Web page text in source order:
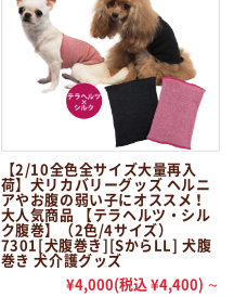
【2/10全色全サイズ大量再入
荷】犬リカバリーグッズ ヘルニ
アやお腹の弱い子にオススメ！
大人気商品 【テラヘルツ・シル
ク腹巻】（2色/4サイズ）
7301[犬腹巻き][SからLL] 犬腹
巻き 犬介護グッズ
¥4,000(税込 ¥4,400) ～